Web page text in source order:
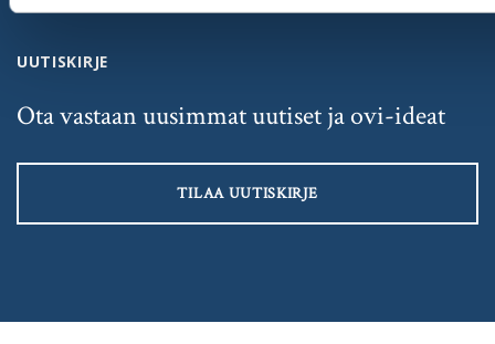
UUTISKIRJE
Ota vastaan uusimmat uutiset ja ovi-ideat
TILAA UUTISKIRJE